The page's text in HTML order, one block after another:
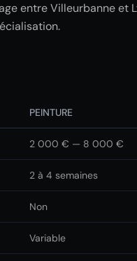
entre Villeurbanne et
PEINTURE
2 000 € — 8 000 €
2 à 4 semaines
Non
Variable